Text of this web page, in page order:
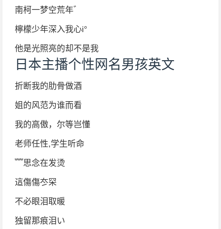
南柯一梦空荒年゛
檸檬少年深入我心i°
他是光照亮的却不是我
日本主播个性网名男孩英文
折断我的肋骨做酒
姐的风范为谁而看
我的高傲，尔等岂懂
老师任性,学生听命
﹌思念在发烫
這傷傷冭罙
不必眼泪取暖
独留那痕泪い